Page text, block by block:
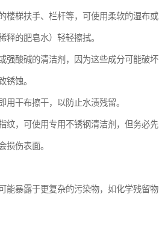
楼梯扶手、栏杆等，可使用柔软的湿布或
释的肥皂水）轻轻擦拭。
强酸碱的清洁剂，因为这些成分可能破坏
锈蚀。
用干布擦干，以防止水渍残留。
纹，可使用专用不锈钢清洁剂，但务必先
损伤表面。
能暴露于更复杂的污染物，如化学残留物